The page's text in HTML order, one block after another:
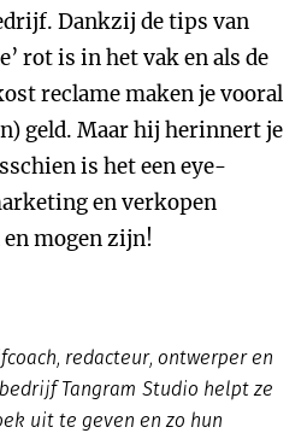
Dankzij de tips van
rot is in het vak en als de
reclame maken je vooral
geld. Maar hij herinnert je
is het een eye-
en verkopen
mogen zijn!
redacteur, ontwerper en
Tangram Studio helpt ze
uit te geven en zo hun